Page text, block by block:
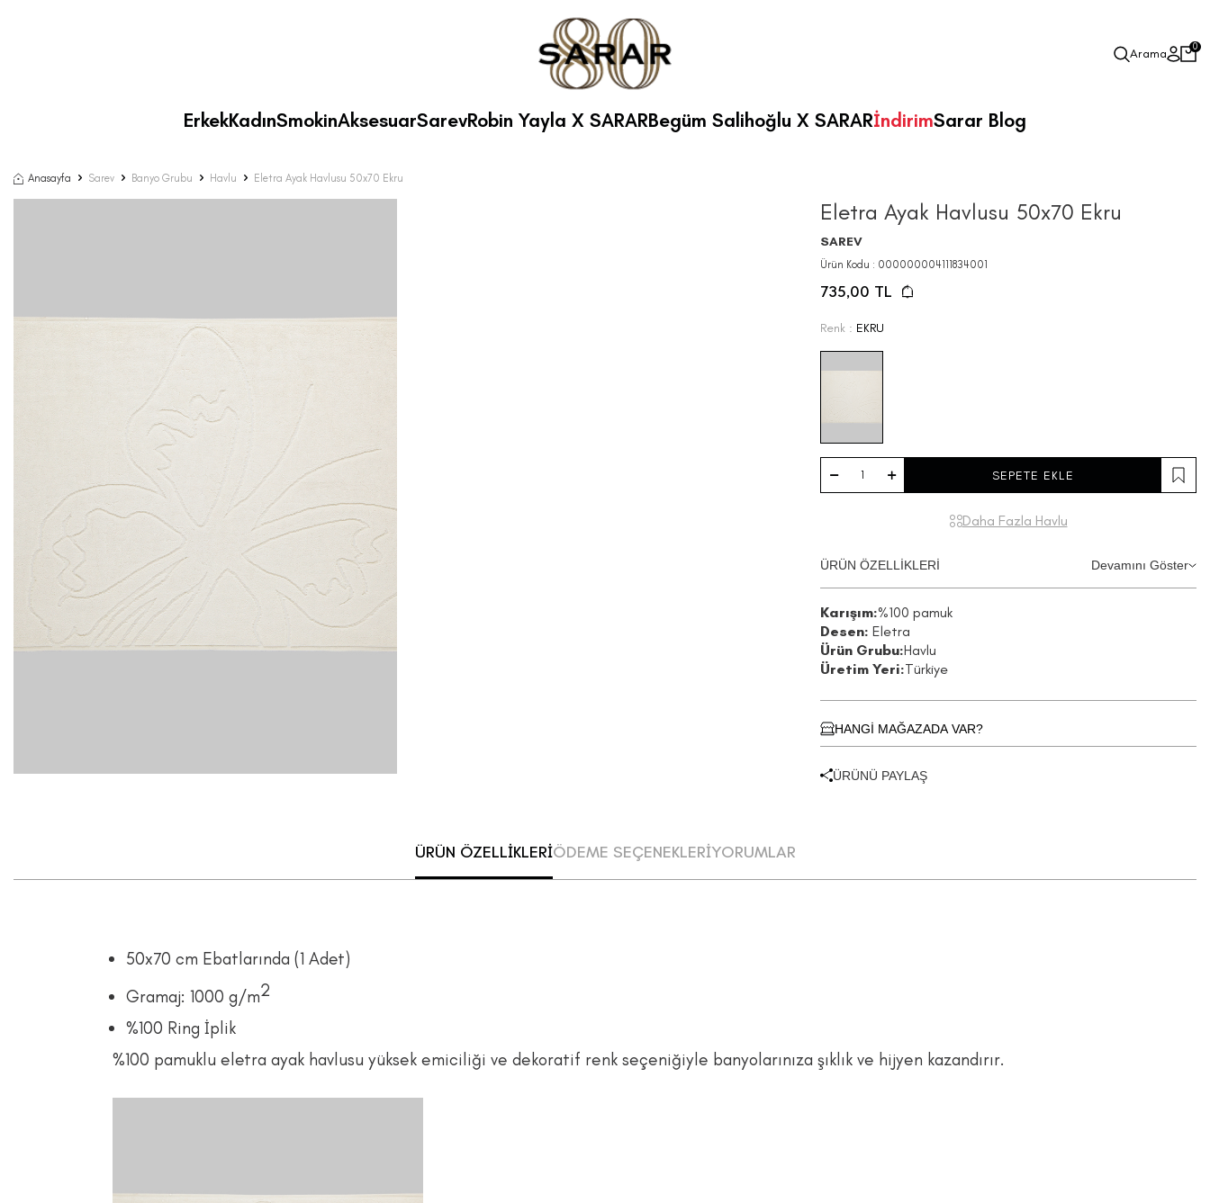
Arama 0
ErkekKadınSmokinAksesuarSarevRobin Yayla X SARARBegüm Salihoğlu X SARARİndirimSarar Blog
Anasayfa Sarev Banyo Grubu Havlu Eletra Ayak Havlusu 50x70 Ekru
Eletra Ayak Havlusu 50x70 Ekru
SAREV
Ürün Kodu : 000000004111834001
735,00 TL
Renk : EKRU
SEPETE EKLE
Daha Fazla Havlu
ÜRÜN ÖZELLİKLERİ Devamını Göster
Karışım:%100 pamuk
Desen: Eletra
Ürün Grubu:Havlu
Üretim Yeri:Türkiye
HANGİ MAĞAZADA VAR?
ÜRÜNÜ PAYLAŞ
ÜRÜN ÖZELLİKLERİÖDEME SEÇENEKLERİYORUMLAR
50x70 cm Ebatlarında (1 Adet)
Gramaj: 1000 g/m2
%100 Ring İplik
%100 pamuklu eletra ayak havlusu yüksek emiciliği ve dekoratif renk seçeniğiyle banyolarınıza şıklık ve hijyen kazandırır.